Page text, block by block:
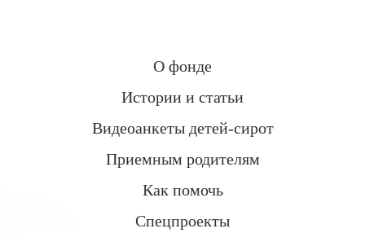
О фонде
Истории и статьи
Видеоанкеты детей-сирот
Приемным родителям
Как помочь
Спецпроекты